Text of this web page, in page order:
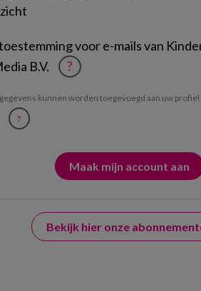
voor e-mails van
B.V.
?
kunnen worden toegevoegd aan uw
?
Bekijk hier onze